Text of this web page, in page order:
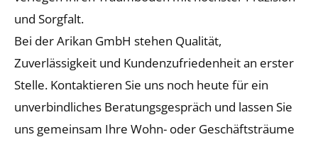
und Sorgfalt.
Bei der Arikan GmbH stehen Qualität,
Zuverlässigkeit und Kundenzufriedenheit an erster
Stelle. Kontaktieren Sie uns noch heute für ein
unverbindliches Beratungsgespräch und lassen Sie
uns gemeinsam Ihre Wohn- oder Geschäftsträume